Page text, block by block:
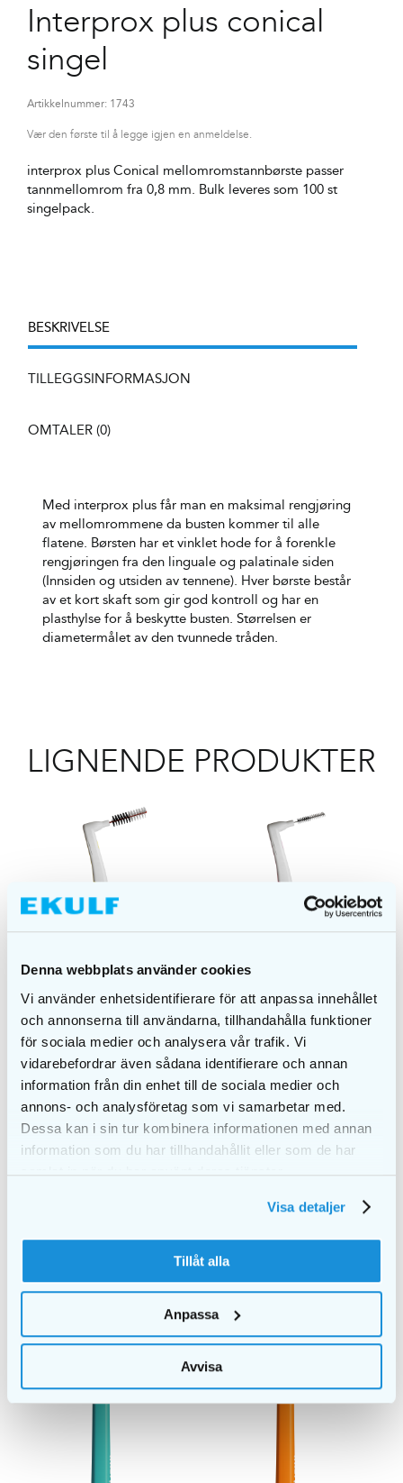
Denna webbplats använder cookies
Vi använder enhetsidentifierare för att anpassa innehållet
och annonserna till användarna, tillhandahålla funktioner
för sociala medier och analysera vår trafik. Vi
vidarebefordrar även sådana identifierare och annan
information från din enhet till de sociala medier och
annons- och analysföretag som vi samarbetar med.
Dessa kan i sin tur kombinera informationen med annan
information som du har tillhandahållit eller som de har
samlat in när du har använt deras tjänster.
Visa detaljer
Tillåt alla
Anpassa
Avvisa
Interprox plus conical
singel
Artikkelnummer: 1743
Vær den første til å legge igjen en anmeldelse.
interprox plus Conical mellomromstannbørste passer
tannmellomrom fra 0,8 mm. Bulk leveres som 100 st
singelpack.
BESKRIVELSE
TILLEGGSINFORMASJON
OMTALER (0)
Med interprox plus får man en maksimal rengjøring
av mellomrommene da busten kommer til alle
flatene. Børsten har et vinklet hode for å forenkle
rengjøringen fra den linguale og palatinale siden
(Innsiden og utsiden av tennene). Hver børste består
av et kort skaft som gir god kontroll og har en
plasthylse for å beskytte busten. Størrelsen er
diametermålet av den tvunnede tråden.
LIGNENDE PRODUKTER
Interprox plus mini
singel
Interprox plus nano
singel
DETALJER